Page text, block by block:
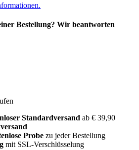
Bestellung? Wir beantworten
Standardversand ab € 39,90
Probe zu jeder Bestellung
mit SSL-Verschlüsselung